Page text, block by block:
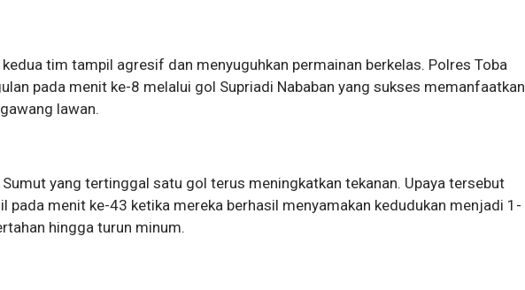
tim tampil agresif dan menyuguhkan permainan berkelas. Polres Toba
pada menit ke-8 melalui gol Supriadi Nababan yang sukses memanfaatkan
lawan.
yang tertinggal satu gol terus meningkatkan tekanan. Upaya tersebut
pada menit ke-43 ketika mereka berhasil menyamakan kedudukan menjadi 1-
hingga turun minum.